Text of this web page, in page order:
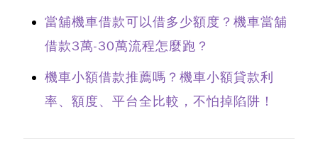
當舖機車借款可以借多少額度？機車當舖
借款3萬-30萬流程怎麼跑？
機車小額借款推薦嗎？機車小額貸款利
率、額度、平台全比較，不怕掉陷阱！